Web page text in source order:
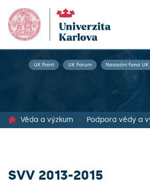
UK Point UK Forum Nadační fond UK
Věda a výzkum Podpora vědy a
SVV 2013-2015